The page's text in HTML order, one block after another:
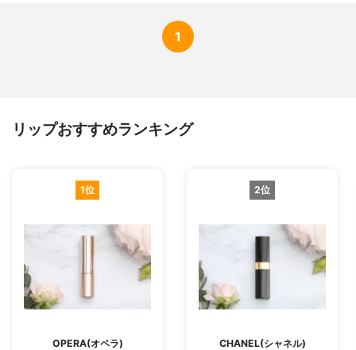
1
リップおすすめランキング
1位
OPERA(オペラ)
2位
CHANEL(シャネル)